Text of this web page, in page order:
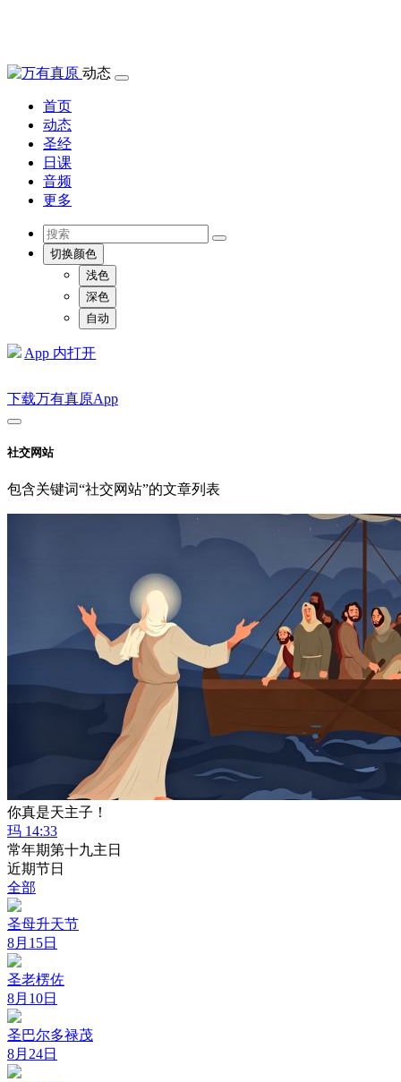
动态
首页
动态
圣经
日课
音频
更多
切换颜色
浅色
深色
自动
App 内打开
下载万有真原App
社交网站
包含关键词“社交网站”的文章列表
你真是天主子！
玛 14:33
常年期第十九主日
近期节日
全部
圣母升天节
8月15日
圣老楞佐
8月10日
圣巴尔多禄茂
8月24日